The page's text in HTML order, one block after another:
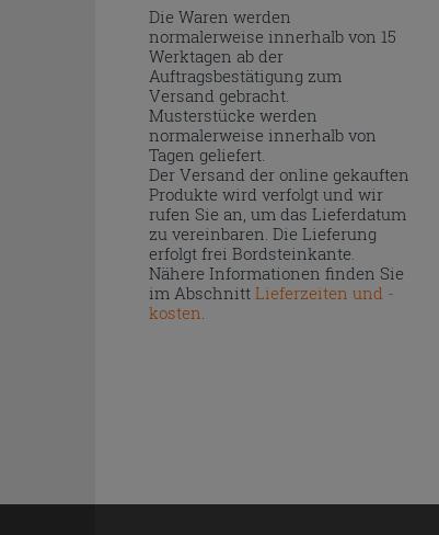
Die Waren werden
normalerweise innerhalb von 15
Werktagen ab der
Auftragsbestätigung zum
Versand gebracht.
Musterstücke werden
normalerweise innerhalb von
Tagen geliefert.
Der Versand der online gekauften
Produkte wird verfolgt und wir
rufen Sie an, um das Lieferdatum
zu vereinbaren. Die Lieferung
erfolgt frei Bordsteinkante.
Nähere Informationen finden Sie
im Abschnitt Lieferzeiten und -
kosten.